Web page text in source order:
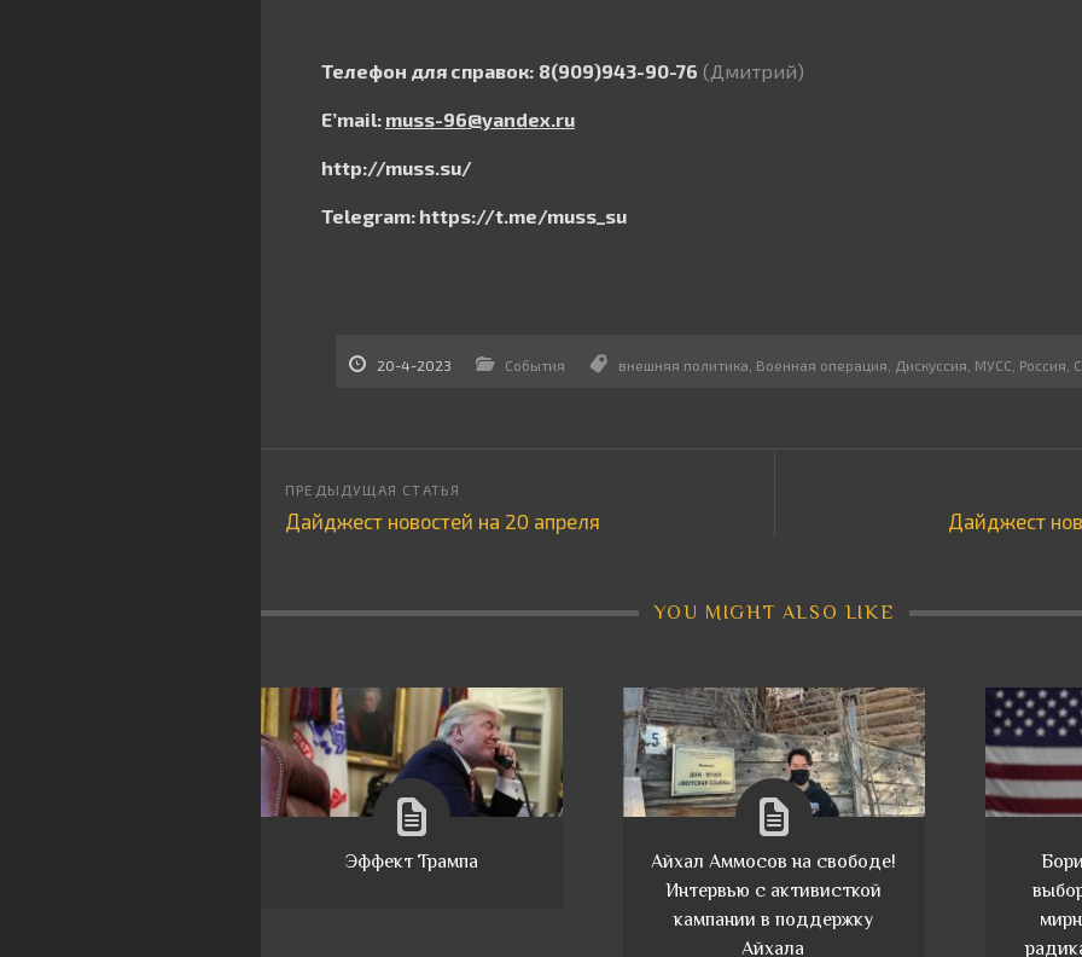
Телефон для справок: 8(909)943-90-76 (Дмитрий)
E’mail: muss-96@yandex.ru
http://muss.su/
Telegram: https://t.me/muss su
20-4-2023 События внешняя политика Военная операция Дискуссия МУСС Россия
Дайджест новостей на 20 апреля Дайджест
YOU MIGHT ALSO LIKE
Эффект Трампа
Айхал Аммосов на свободе!
Интервью с активисткой
кампании в поддержку
Айхала